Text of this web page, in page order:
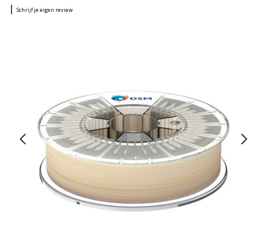
| Schrijf je eigen review